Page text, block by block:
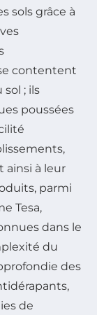
sols grâce à
contentent
; ils
poussées
ainsi à leur
parmi
Tesa,
dans le
du
des
de